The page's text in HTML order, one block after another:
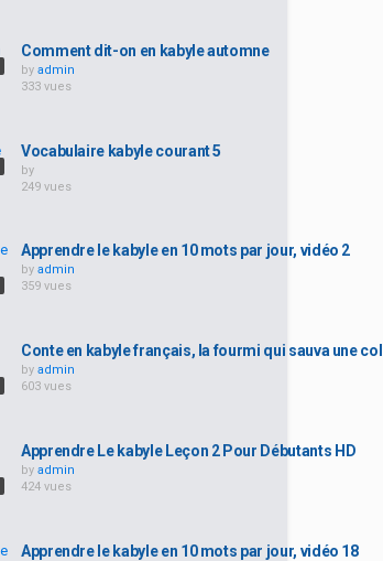
Comment dit-on en kabyle automne
by admin
333 vues
Vocabulaire kabyle courant 5
by
249 vues
Apprendre le kabyle en 10 mots par jour, vidéo 2
by admin
359 vues
Conte en kabyle français, la fourmi qui sauva une
by admin
603 vues
Apprendre Le kabyle Leçon 2 Pour Débutants HD
by admin
424 vues
Apprendre le kabyle en 10 mots par jour, vidéo 18